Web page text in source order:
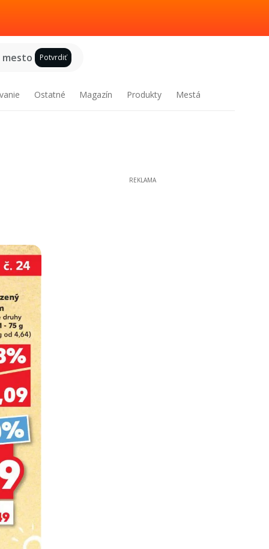
Potvrdiť
Ostatné Magazín Produkty Mestá
REKLAMA